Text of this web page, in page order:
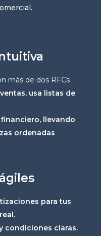
más de dos RFCs
usa listas de
llevando
ordenadas
para tus
condiciones claras.